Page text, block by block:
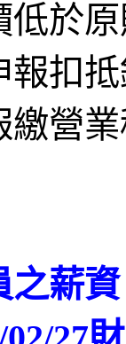
低於
扣
繳營
之薪